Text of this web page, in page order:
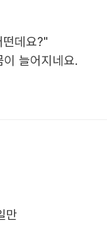
데요?"
늘어지네요.
만